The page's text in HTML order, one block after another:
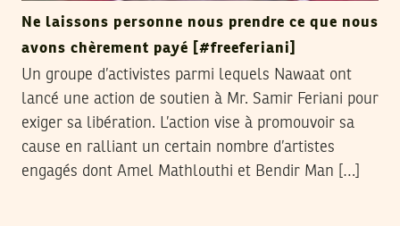
Ne laissons personne nous prendre ce que nous
avons chèrement payé [#freeferiani]
Un groupe d’activistes parmi lequels Nawaat ont
lancé une action de soutien à Mr. Samir Feriani pour
exiger sa libération. L’action vise à promouvoir sa
cause en ralliant un certain nombre d’artistes
engagés dont Amel Mathlouthi et Bendir Man […]